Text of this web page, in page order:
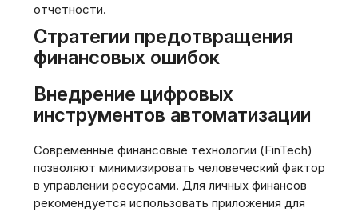
отчетности.
Стратегии предотвращения
финансовых ошибок
Внедрение цифровых
инструментов автоматизации
Современные финансовые технологии (FinTech)
позволяют минимизировать человеческий фактор
в управлении ресурсами. Для личных финансов
рекомендуется использовать приложения для